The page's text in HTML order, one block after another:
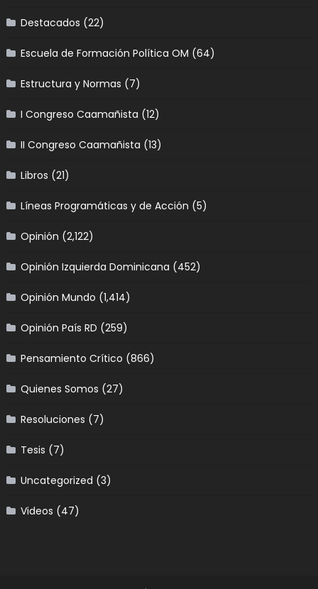
Destacados (22)
Escuela de Formación Política OM (64)
Estructura y Normas (7)
I Congreso Caamañista (12)
II Congreso Caamañista (13)
Libros (21)
Líneas Programáticas y de Acción (5)
Opinión (2,122)
Opinión Izquierda Dominicana (452)
Opinión Mundo (1,414)
Opinión País RD (259)
Pensamiento Crítico (866)
Quienes Somos (27)
Resoluciones (7)
Tesis (7)
Uncategorized (3)
Videos (47)